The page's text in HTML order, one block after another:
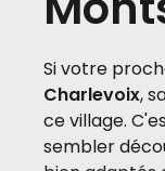
Si votre
Charlevoix,
ce village.
sembler